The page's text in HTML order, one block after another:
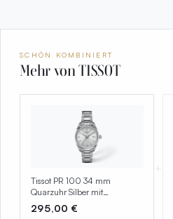
SCHÖN KOMBINIERT
Mehr von TISSOT
Tissot PR 100 34 mm
Quarzuhr Silber mit
Edelstahlarmband –
T150.210.11.031.00
295,00 €
+